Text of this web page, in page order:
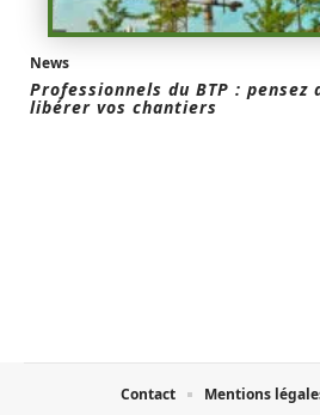
News
Professionnels du BTP : pensez
libérer vos chantiers
Contact Mentions